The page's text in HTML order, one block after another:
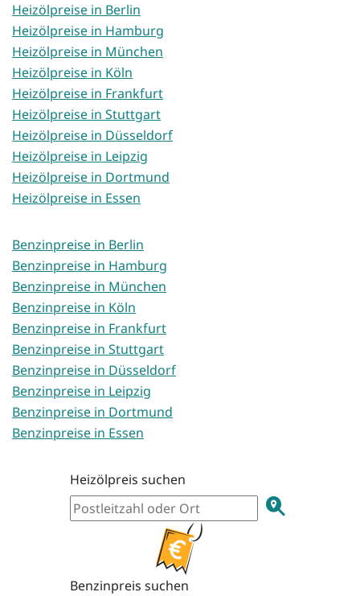
Heizölpreise in Berlin
Heizölpreise in Hamburg
Heizölpreise in München
Heizölpreise in Köln
Heizölpreise in Frankfurt
Heizölpreise in Stuttgart
Heizölpreise in Düsseldorf
Heizölpreise in Leipzig
Heizölpreise in Dortmund
Heizölpreise in Essen
Benzinpreise in Berlin
Benzinpreise in Hamburg
Benzinpreise in München
Benzinpreise in Köln
Benzinpreise in Frankfurt
Benzinpreise in Stuttgart
Benzinpreise in Düsseldorf
Benzinpreise in Leipzig
Benzinpreise in Dortmund
Benzinpreise in Essen
Heizölpreis suchen
Benzinpreis suchen